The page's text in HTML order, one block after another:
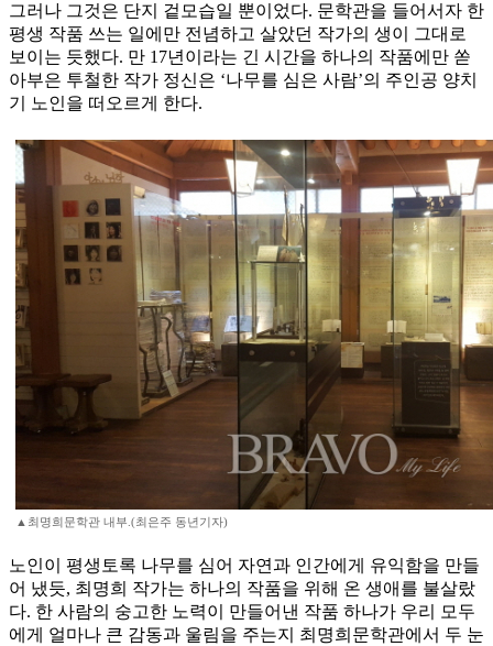
그러나 그것은 단지 겉모습일 뿐이었다. 문학관을 들어서자 한
평생 작품 쓰는 일에만 전념하고 살았던 작가의 생이 그대로
보이는 듯했다. 만 17년이라는 긴 시간을 하나의 작품에만 쏟
아부은 투철한 작가 정신은 ‘나무를 심은 사람’의 주인공 양치
기 노인을 떠오르게 한다.
▲최명희문학관 내부.(최은주 동년기자)
노인이 평생토록 나무를 심어 자연과 인간에게 유익함을 만들
어 냈듯, 최명희 작가는 하나의 작품을 위해 온 생애를 불살랐
다. 한 사람의 숭고한 노력이 만들어낸 작품 하나가 우리 모두
에게 얼마나 큰 감동과 울림을 주는지 최명희문학관에서 두 눈